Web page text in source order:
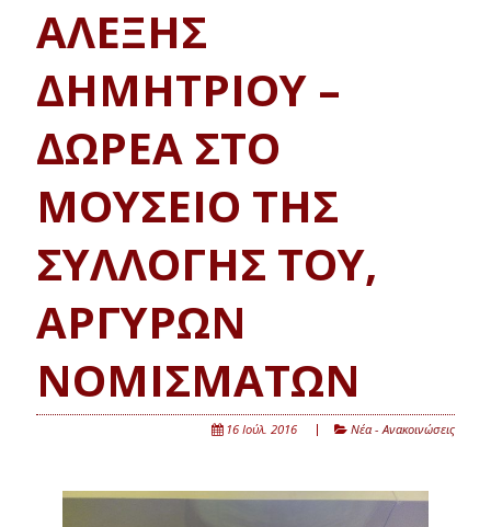
ΑΛΕΞΗΣ
ΔΗΜΗΤΡΙΟΥ –
ΔΩΡΕΑ ΣΤΟ
ΜΟΥΣΕΙΟ ΤΗΣ
ΣΥΛΛΟΓΗΣ ΤΟΥ,
ΑΡΓΥΡΩΝ
ΝΟΜΙΣΜΑΤΩΝ
16 Ιούλ. 2016 Νέα - Ανακοινώσεις